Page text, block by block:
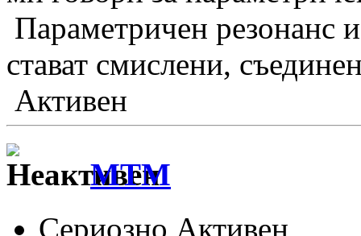
Параметричен резонанс
стават смислени,
Активен
MTM
Сериозно Активен